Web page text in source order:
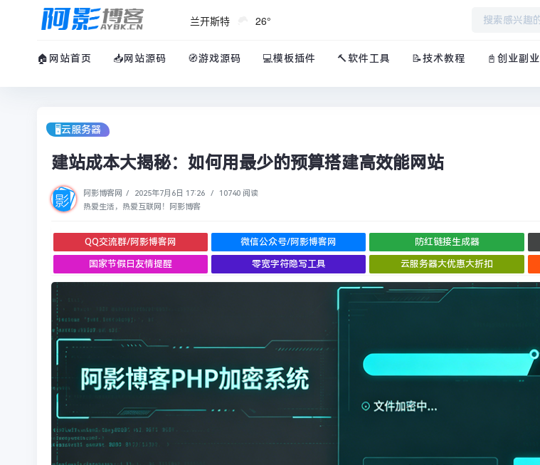
兰开斯特 26°
🏠网站首页 📥网站源码 🧭游戏源码 💻模板插件 🔨软件工具 📝技术教程 📓创业副业
🖥︎云服务器
建站成本大揭秘：如何用最少的预算搭建高效能网站
阿影博客网 / 2025年7月6日 17:26 /
10740 阅读
热爱生活，热爱互联网！阿影博客
QQ交流群/阿影博客网 微信公众号/阿影博客网 防红链接生成器
国家节假日友情提醒 零宽字符隐写工具 云服务器大优惠大折扣